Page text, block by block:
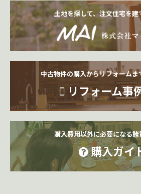
土地を探して、注文住宅を建
中古物件の購入からリフォームま
リフォーム事
購入費用以外に必要になる諸
購入ガイ